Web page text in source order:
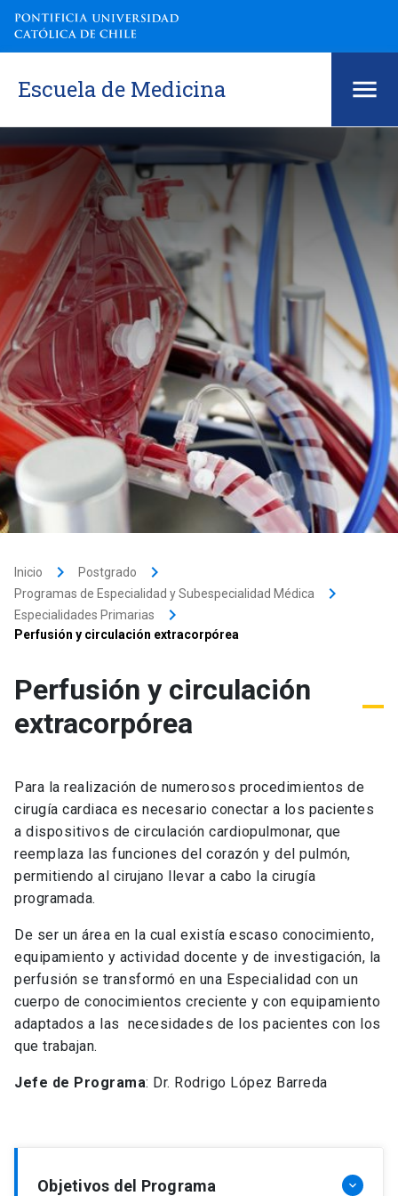
Escuela de Medicina
Inicio keyboard_arrow_right Postgrado keyboard_arrow_right
Programas de Especialidad y Subespecialidad Médica keyboard_arrow_right
Especialidades Primarias keyboard_arrow_right
Perfusión y circulación extracorpórea
Perfusión y circulación
extracorpórea
Para la realización de numerosos procedimientos de
cirugía cardiaca es necesario conectar a los pacientes
a dispositivos de circulación cardiopulmonar, que
reemplaza las funciones del corazón y del pulmón,
permitiendo al cirujano llevar a cabo la cirugía
programada.
De ser un área en la cual existía escaso conocimiento,
equipamiento y actividad docente y de investigación, la
perfusión se transformó en una Especialidad con un
cuerpo de conocimientos creciente y con equipamiento
adaptados a las necesidades de los pacientes con los
que trabajan.
Jefe de Programa: Dr. Rodrigo López Barreda
Objetivos del Programa keyboard_arrow_down